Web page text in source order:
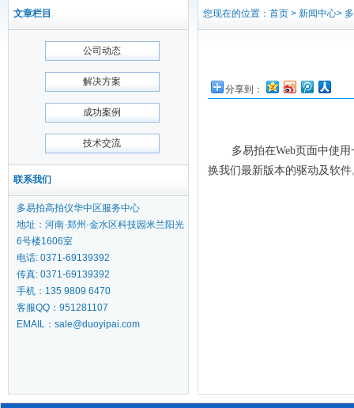
文章栏目
公司动态
解决方案
成功案例
技术交流
联系我们
多易拍高拍仪华中区服务中心
地址：河南·郑州·金水区科技园米兰阳光
6号楼1606室
电话: 0371-69139392
传真: 0371-69139392
手机：135 9809 6470
客服QQ：951281107
EMAIL：sale@duoyipai.com
您现在的位置：首页 > 新闻中心>
分享到：
多易拍在Web页面中使
换我们最新版本的驱动及软件